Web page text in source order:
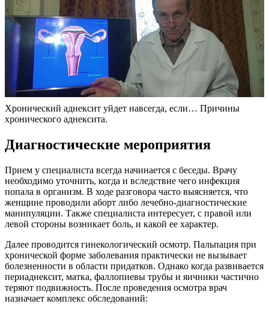
Хронический аднексит уйдет навсегда, если… Причины
хронического аднексита.
Диагностические мероприятия
Прием у специалиста всегда начинается с беседы. Врачу
необходимо уточнить, когда и вследствие чего инфекция
попала в организм. В ходе разговора часто выясняется, что
женщине проводили аборт либо лечебно-диагностические
манипуляции. Также специалиста интересует, с правой или
левой стороны возникает боль, и какой ее характер.
Далее проводится гинекологический осмотр. Пальпация при
хронической форме заболевания практически не вызывает
болезненности в области придатков. Однако когда развивается
периаднексит, матка, фаллопиевы трубы и яичники частично
теряют подвижность. После проведения осмотра врач
назначает комплекс обследований: